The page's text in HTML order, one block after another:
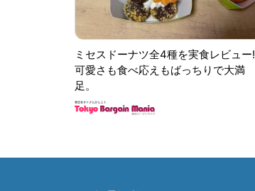
ミセスドーナツ全4種を実食レビュー!
可愛さも食べ応えもばっちりで大満
足。